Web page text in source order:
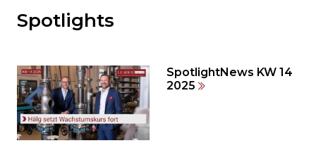
Möchten
den
weiteren
Inhalt
auslassen
und
Spotlights
SpotlightNews KW 14
2025